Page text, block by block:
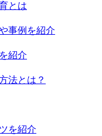
とは
事例を紹介
紹介
法とは？
を紹介